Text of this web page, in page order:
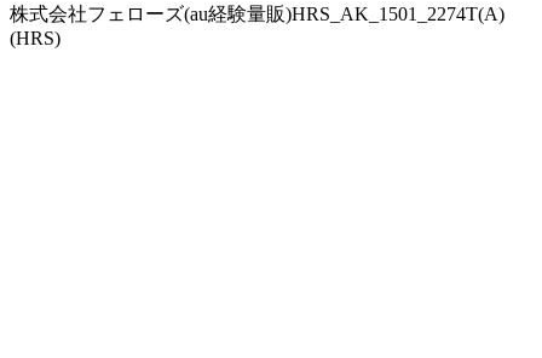
株式会社フェローズ(au経験量販)HRS_AK_1501_2274T(A)
(HRS)